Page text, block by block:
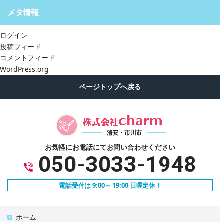
メタ情報
ログイン
投稿フィード
コメントフィード
WordPress.org
浦安・市川市
お気軽にお電話にてお問い合わせください
050-3033-1948
電話受付は 9:00～ 19:00 日曜定休！
ホーム